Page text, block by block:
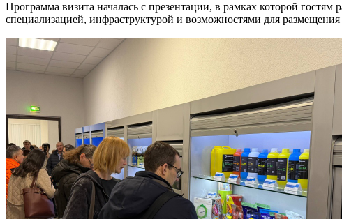
Программа визита началась с презентации, в рамках которой
специализацией, инфраструктурой и возможностями для